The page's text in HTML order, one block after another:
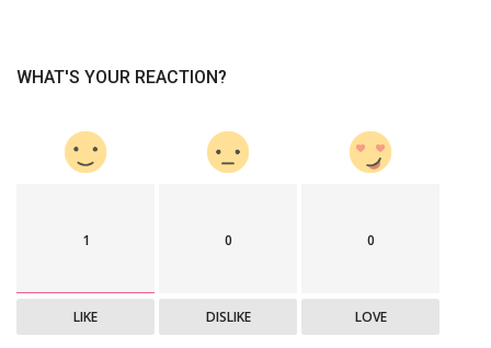
WHAT'S YOUR REACTION?
1
LIKE
0
DISLIKE
0
LOVE